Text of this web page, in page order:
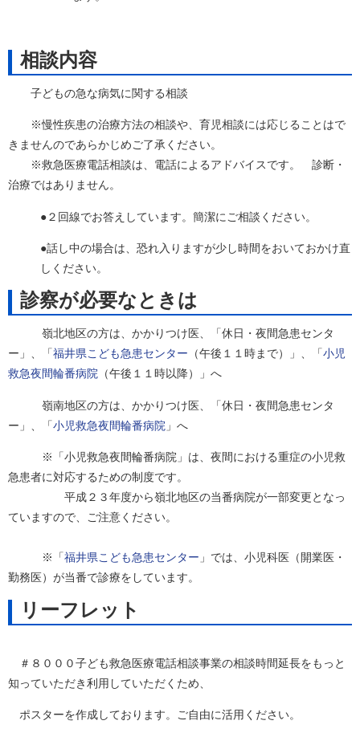
相談内容
子どもの急な病気に関する相談
※慢性疾患の治療方法の相談や、育児相談には応じることはで
きませんのであらかじめご了承ください。
※救急医療電話相談は、電話によるアドバイスです。 診断・
治療ではありません。
●２回線でお答えしています。簡潔にご相談ください。
●話し中の場合は、恐れ入りますが少し時間をおいておかけ直
しください。
診察が必要なときは
嶺北地区の方は、かかりつけ医、「休日・夜間急患センタ
ー」、
「福井県こども急患センター （午後１１時まで）」、「小児
救急夜間輪番病院 （午後１１時以降）」 へ
嶺南地区の方は、かかりつけ医、「休日・夜間急患センタ
ー」、「小児救急夜間輪番病院 」へ
※「小児救急夜間輪番病院」は、夜間における重症の小児救
急患者に対応するための制度です。
平成２３年度から嶺北地区の当番病院が一部変更となっ
ていますので、ご注意ください。
※ 「福井県こども急患センター 」 では、 小児科医（開業医・
勤務医） が当番で診療をしています。
リーフレット
＃８０００子ども救急医療電話相談事業の相談時間延長をもっと
知っていただき利用していただくため、
ポスターを作成しております。ご自由に活用ください。